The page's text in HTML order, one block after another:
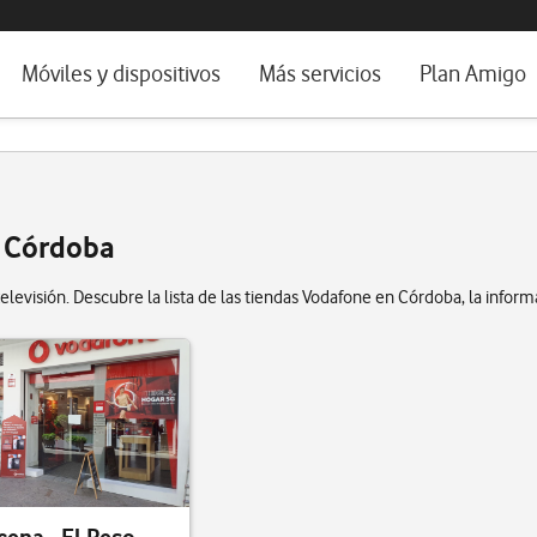
e idioma
Móviles y dispositivos
Ver todos
Más servicios Plan Amigo
Descubre la lista de las tiendas Vodafone en Córdoba, la